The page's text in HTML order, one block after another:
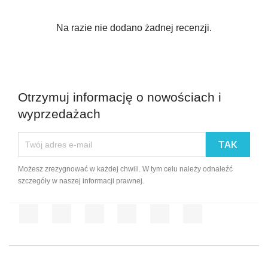
Na razie nie dodano żadnej recenzji.
Otrzymuj informację o nowościach i
wyprzedażach
Możesz zrezygnować w każdej chwili. W tym celu należy odnaleźć
szczegóły w naszej informacji prawnej.